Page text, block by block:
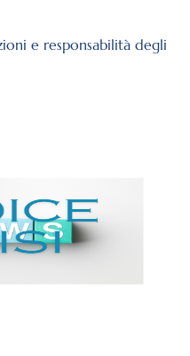
e responsabilità degli